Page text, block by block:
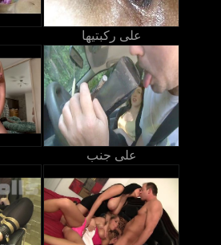
على ركبتيها
على جنب